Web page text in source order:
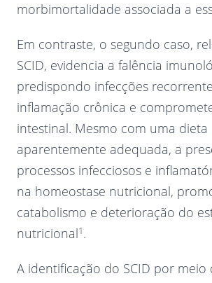
morbimortalidade associada a
Em contraste, o segundo caso,
SCID, evidencia a falência
predispondo infecções
inflamação crônica e
intestinal. Mesmo com uma dieta
aparentemente adequada, a
processos infecciosos e
na homeostase nutricional,
catabolismo e deterioração do
nutricional1.
A identificação do SCID por meio